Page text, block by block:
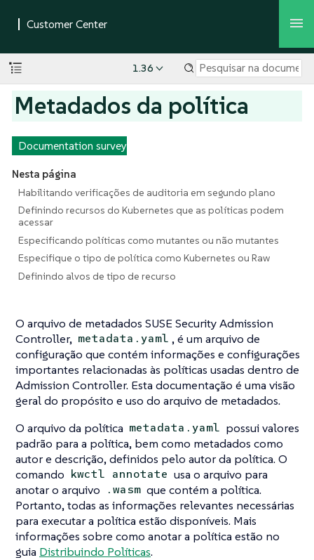
1.36
Metadados da política
Documentation survey
Nesta página
Habilitando verificações de auditoria em segundo plano
Definindo recursos do Kubernetes que as políticas podem
acessar
Especificando políticas como mutantes ou não mutantes
Especifique o tipo de política como Kubernetes ou Raw
Definindo alvos de tipo de recurso
O arquivo de metadados SUSE Security Admission
Controller, metadata.yaml , é um arquivo de
configuração que contém informações e configurações
importantes relacionadas às políticas usadas dentro de
Admission Controller. Esta documentação é uma visão
geral do propósito e uso do arquivo de metadados.
O arquivo da política metadata.yaml possui valores
padrão para a política, bem como metadados como
autor e descrição, definidos pelo autor da política. O
comando kwctl annotate usa o arquivo para
anotar o arquivo
.wasm que contém a política.
Portanto, todas as informações relevantes necessárias
para executar a política estão disponíveis. Mais
informações sobre como anotar a política estão no
guia Distribuindo Políticas.